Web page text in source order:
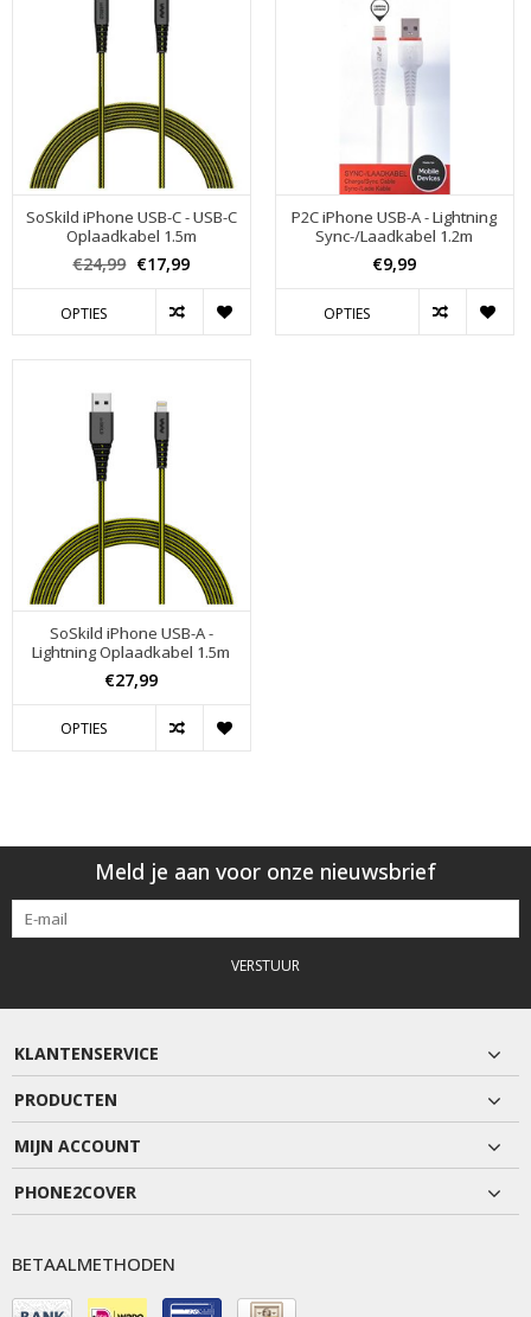
SoSkild iPhone USB-C - USB-C
Oplaadkabel 1.5m
€24,99 €17,99
OPTIES
P2C iPhone USB-A - Lightning
Sync-/Laadkabel 1.2m
€9,99
OPTIES
SoSkild iPhone USB-A -
Lightning Oplaadkabel 1.5m
€27,99
OPTIES
Meld je aan voor onze nieuwsbrief
VERSTUUR
KLANTENSERVICE
PRODUCTEN
MIJN ACCOUNT
PHONE2COVER
BETAALMETHODEN